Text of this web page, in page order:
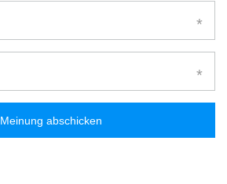
Meinung abschicken